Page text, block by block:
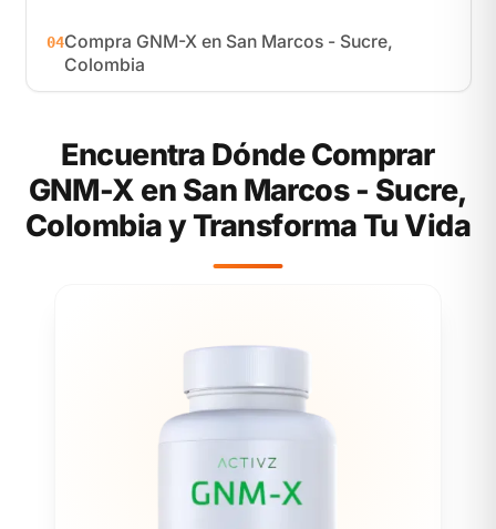
04Compra GNM-X en San Marcos - Sucre,
Colombia
Encuentra Dónde Comprar
GNM-X en San Marcos - Sucre,
Colombia y Transforma Tu Vida